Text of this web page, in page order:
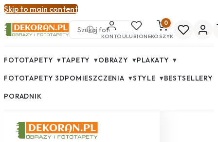
Skip to main content
KONTOULUBIONE
0
KOSZYK
FOTOTAPETY ▾TAPETY ▾OBRAZY ▾PLAKATY ▾
FOTOTAPETY 3DPOMIESZCZENIA ▾STYLE ▾BESTSELLERY
PORADNIK